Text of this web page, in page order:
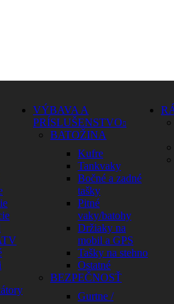
VÝBAVA A
PRÍSLUŠENSTVO
BATOŽINA
Kufre
Tankvaky
Bočné a zadné
tašky
Pitné
vaky/batohy
Držiaky na
mobil a GPS
Tašky na stehno
Ostatné
BEZPEČNOSŤ
Gurtne /